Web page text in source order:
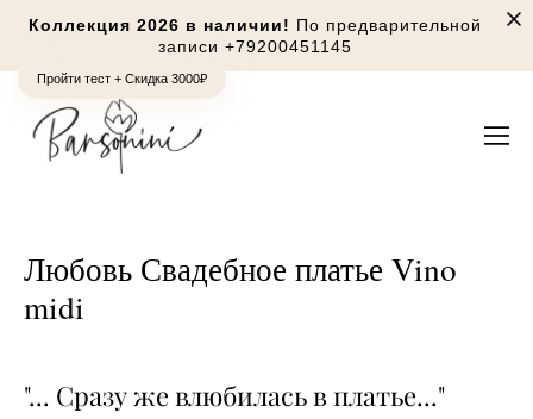
Пройти тест + Скидка 3000₽
Коллекция 2026 в наличии! По предварительной
записи +79200451145
Любовь Свадебное платье Vino
midi
"... Сразу же влюбилась в платье..."